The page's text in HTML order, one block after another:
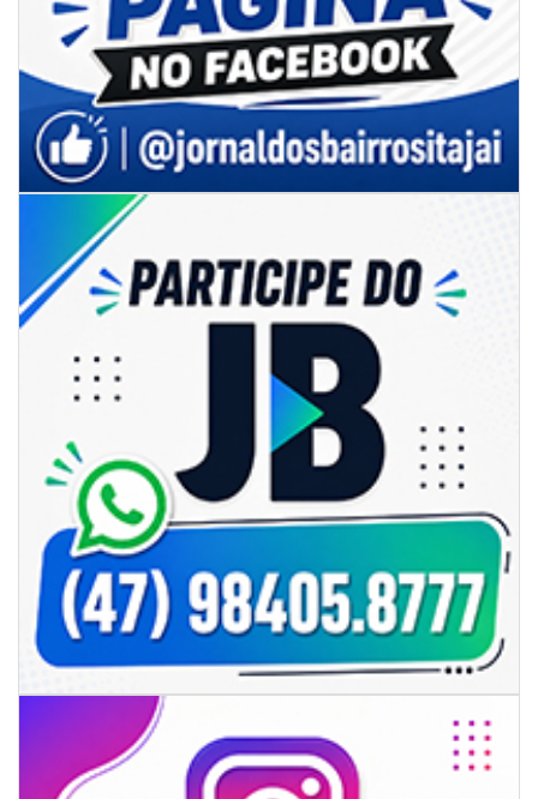
06/08/2026 | 18:28
Ciclone-bomba se forma sobre o oceano, mas Santa Catarina terá
impactos provocados pela frente fria e pelo vento Sul
ITAPEMA
06/08/2026 | 07:00
Secretaria de Cultura retoma oficinas culturais com diversas
modalidades para a comunidade